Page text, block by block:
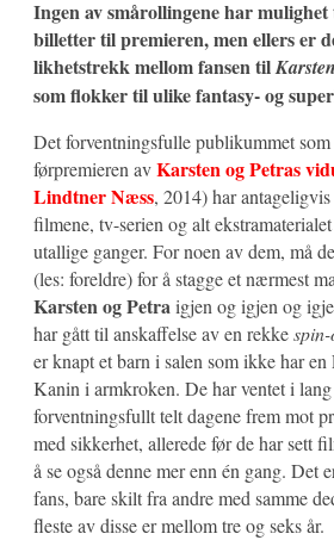
Ingen av smårollingene har mulighet
billetter til premieren, men ellers er
likhetstrekk mellom fansen til
som flokker til ulike fantasy- og
Det forventningsfulle publikummet som
førpremieren avKarsten og Petras
Lindtner Næss, 2014) har
filmene, tv-serien og alt
utallige ganger. For noen av dem, må
(les: foreldre) for å stagge et nærmest
Karsten og Petraigjen og igjen og
har gått til anskaffelse av en rekke
er knapt et barn i salen som ikke har
Kanin i armkroken. De har ventet i
forventningsfullt telt dagene frem mot
med sikkerhet, allerede før de har sett
å se også denne mer enn én gang. Det
fans, bare skilt fra andre med samme
fleste av disse er mellom tre og seks år.